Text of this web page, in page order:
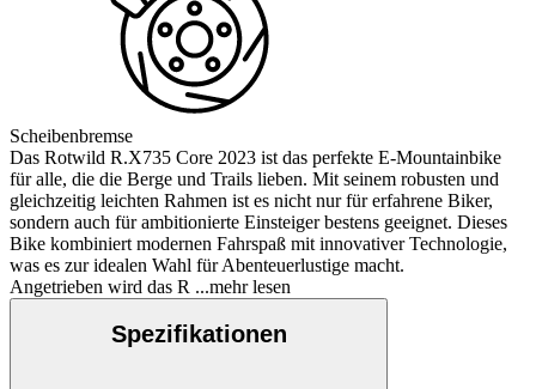
Scheibenbremse
Das Rotwild R.X735 Core 2023 ist das perfekte E-Mountainbike
für alle, die die Berge und Trails lieben. Mit seinem robusten und
gleichzeitig leichten Rahmen ist es nicht nur für erfahrene Biker,
sondern auch für ambitionierte Einsteiger bestens geeignet. Dieses
Bike kombiniert modernen Fahrspaß mit innovativer Technologie,
was es zur idealen Wahl für Abenteuerlustige macht.
Angetrieben wird das R ...mehr lesen
Spezifikationen